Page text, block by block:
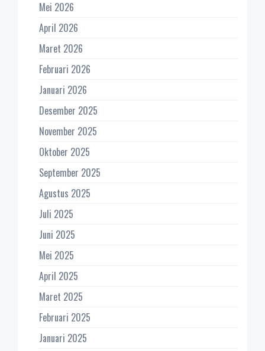
Mei 2026
April 2026
Maret 2026
Februari 2026
Januari 2026
Desember 2025
November 2025
Oktober 2025
September 2025
Agustus 2025
Juli 2025
Juni 2025
Mei 2025
April 2025
Maret 2025
Februari 2025
Januari 2025